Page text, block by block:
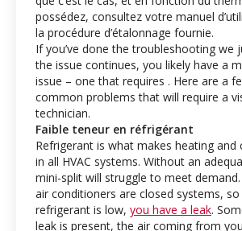
possédez, consultez votre manuel
la procédure d’étalonnage fournie.
If you’ve done the troubleshooting we
the issue continues, you likely have a
issue – one that requires . Here are a
common problems that will require a
technician.
Faible teneur en réfrigérant
Refrigerant is what makes heating and
in all HVAC systems. Without an
mini-split will struggle to meet
air conditioners are closed systems,
refrigerant is low, you have a leak.
leak is present, the air coming from